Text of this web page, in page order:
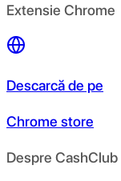
Extensie Chrome
Descarcă de pe
Chrome store
Despre CashClub